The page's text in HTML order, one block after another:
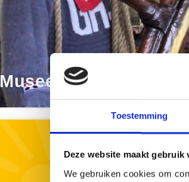
Toestemming
Deze website maakt gebruik
We gebruiken cookies om
Museen